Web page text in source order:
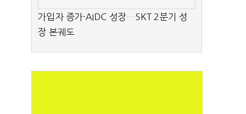
가입자 증가·AIDC 성장…SKT 2분기 성
장 본궤도